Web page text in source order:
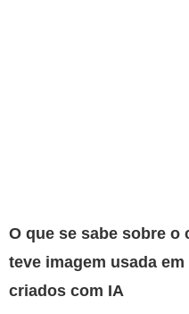
O que se sabe sobre o
teve imagem usada
criados com IA